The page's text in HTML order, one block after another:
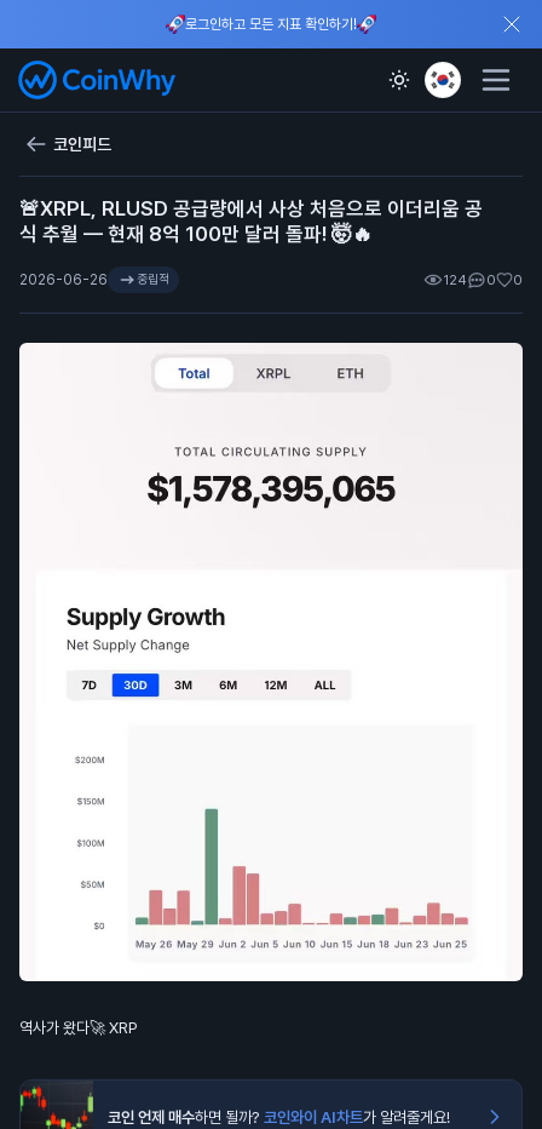
로그인하고 모든 지표 확인하기!
코인피드
🚨XRPL, RLUSD 공급량에서 사상 처음으로 이더리움 공
식 추월 — 현재 8억 100만 달러 돌파! 🤯🔥
2026-06-26 중립적 124 0 0
역사가 왔다🚀 XRP
코인 언제 매수하면 될까? 코인와이 AI차트가 알려줄게요!